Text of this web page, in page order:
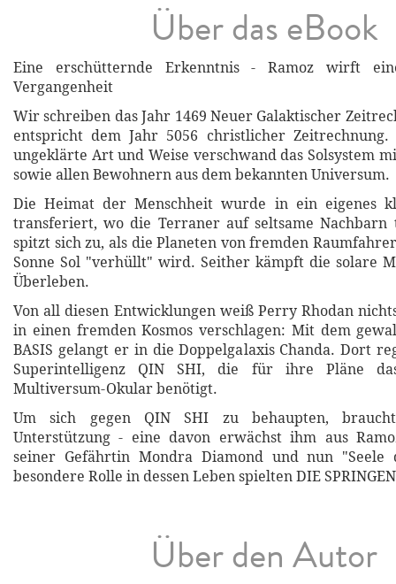
Über das eBook
Eine erschütternde Erkenntnis - Ramoz wirft
Vergangenheit
Wir schreiben das Jahr 1469 Neuer Galaktischer
entspricht dem Jahr 5056 christlicher
ungeklärte Art und Weise verschwand das Solsystem
sowie allen Bewohnern aus dem bekannten Universum.
Die Heimat der Menschheit wurde in ein eigenes
transferiert, wo die Terraner auf seltsame Nachbarn
spitzt sich zu, als die Planeten von fremden
Sonne Sol "verhüllt" wird. Seither kämpft die solare
Überleben.
Von all diesen Entwicklungen weiß Perry Rhodan
in einen fremden Kosmos verschlagen: Mit dem
BASIS gelangt er in die Doppelgalaxis Chanda. Dort
Superintelligenz QIN SHI, die für ihre Pläne
Multiversum-Okular benötigt.
Um sich gegen QIN SHI zu behaupten,
Unterstützung - eine davon erwächst ihm aus
seiner Gefährtin Mondra Diamond und nun "Seele
besondere Rolle in dessen Leben spielten DIE
Über den Autor